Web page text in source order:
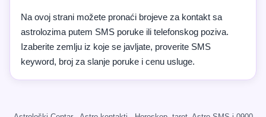
Na ovoj strani možete pronaći brojeve za kontakt sa
astrolozima putem SMS poruke ili telefonskog poziva.
Izaberite zemlju iz koje se javljate, proverite SMS
keyword, broj za slanje poruke i cenu usluge.